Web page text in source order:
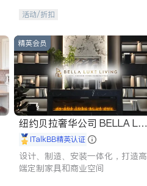
活动/折扣
精英会员
纽约贝拉奢华公司 BELLA LUX
E iTalkBB精英认证
设计、制造、安装一体化，打造高
端定制家具和商业空间